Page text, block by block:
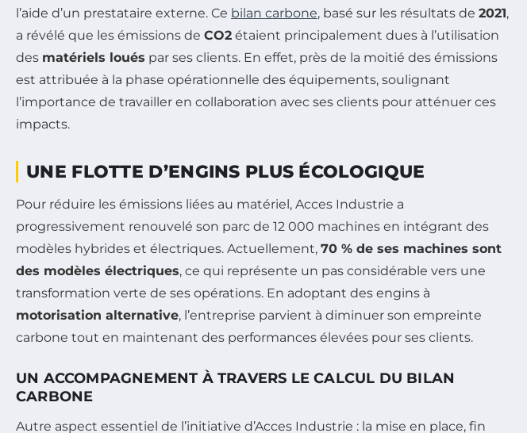
l’aide d’un prestataire externe. Ce bilan carbone, basé sur les résultats de 2021,
a révélé que les émissions de CO2 étaient principalement dues à l’utilisation
des matériels loués par ses clients. En effet, près de la moitié des émissions
est attribuée à la phase opérationnelle des équipements, soulignant
l’importance de travailler en collaboration avec ses clients pour atténuer ces
impacts.
UNE FLOTTE D’ENGINS PLUS ÉCOLOGIQUE
Pour réduire les émissions liées au matériel, Acces Industrie a
progressivement renouvelé son parc de 12 000 machines en intégrant des
modèles hybrides et électriques. Actuellement, 70 % de ses machines sont
des modèles électriques, ce qui représente un pas considérable vers une
transformation verte de ses opérations. En adoptant des engins à
motorisation alternative, l’entreprise parvient à diminuer son empreinte
carbone tout en maintenant des performances élevées pour ses clients.
UN ACCOMPAGNEMENT À TRAVERS LE CALCUL DU BILAN
CARBONE
Autre aspect essentiel de l’initiative d’Acces Industrie : la mise en place, fin